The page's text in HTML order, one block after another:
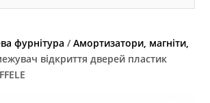
фурнітура /Амортизатори, магніти,
відкриття дверей пластик